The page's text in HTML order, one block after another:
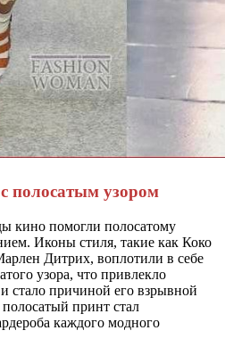
полосатым узором
кино помогли полосатому
Иконы стиля, такие как Коко
Дитрих, воплотили в себе
узора, что привлекло
стало причиной его взрывной
принт стал
каждого модного